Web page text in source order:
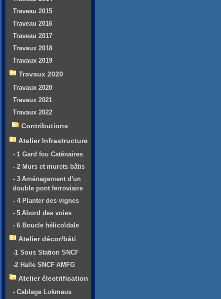
Traveau 2015
Traveau 2016
Traveau 2017
Travaux 2018
Travaux 2019
Travaux 2020
Travaux 2020
Travaux 2021
Travaux 2022
Contributions
Atelier Infrastructure
- 1 Gard fou Caténaires
- 2 Murs et murets bâtis
- 3 Aménagement d'un
double pont ferroviaire
- 4 Planter des vignes
- 5 Abord des voies
- 6 Boucle hélicoïdale
Atelier décor/bâti
-1 Sous Station SNCF
-2 Halle SNCF AMFG
Atelier électrification
- Cablage Lokmaus